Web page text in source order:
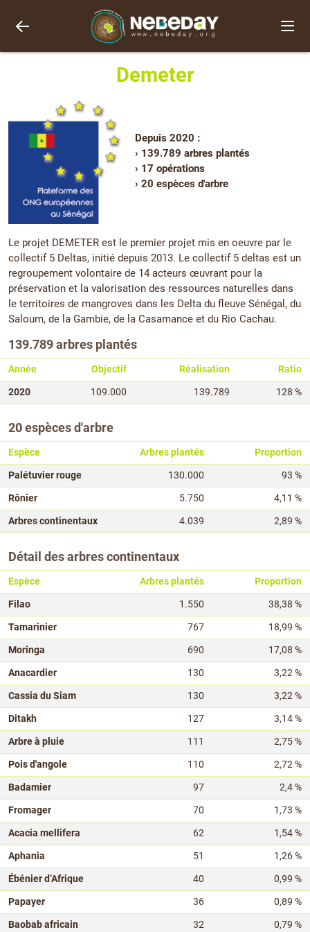
Demeter
Depuis 2020 :
› 139.789 arbres plantés
› 17 opérations
› 20 espèces d'arbre
Le projet DEMETER est le premier projet mis en oeuvre par le
collectif 5 Deltas, initié depuis 2013. Le collectif 5 deltas est un
regroupement volontaire de 14 acteurs œuvrant pour la
préservation et la valorisation des ressources naturelles dans
le territoires de mangroves dans les Delta du fleuve Sénégal, du
Saloum, de la Gambie, de la Casamance et du Rio Cachau.
139.789 arbres plantés
Année Objectif Réalisation
Ratio
2020
109.000 139.789 128 %
20 espèces d'arbre
Espèce Arbres plantés
Proportion
Palétuvier rouge
130.000
93 %
Rônier
5.750
4,11 %
Arbres continentaux
4.039 2,89 %
Détail des arbres continentaux
Espèce Arbres plantés
Proportion
Filao
1.550
38,38 %
Tamarinier
767
18,99 %
Moringa
690
17,08 %
Anacardier
130
3,22 %
Cassia du Siam
130
3,22 %
Ditakh
127
3,14 %
Arbre à pluie
111
2,75 %
Pois d'angole
110
2,72 %
Badamier
97
2,4 %
Fromager
70
1,73 %
Acacia mellifera
62
1,54 %
Aphania
51
1,26 %
Ébénier d’Afrique
40
0,99 %
Papayer
36
0,89 %
Baobab africain
32 0,79 %